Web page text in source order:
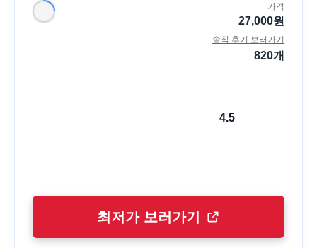
가격
27,000원
솔직 후기 보러가기
820개
4.5
최저가 보러가기